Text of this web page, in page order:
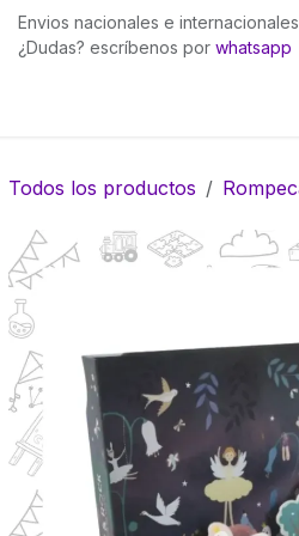
Envios nacionales e internacionales
¿Dudas? escríbenos por whatsapp
Todos los productos